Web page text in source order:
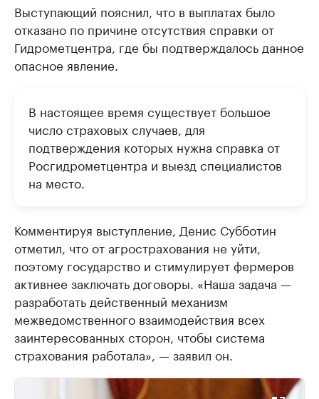
Выступающий пояснил, что в выплатах было
отказано по причине отсутствия справки от
Гидрометцентра, где бы подтверждалось данное
опасное явление.
В настоящее время существует большое
число страховых случаев, для
подтверждения которых нужна справка от
Росгидрометцентра и выезд специалистов
на место.
Комментируя выступление, Денис Субботин
отметил, что от агрострахования не уйти,
поэтому государство и стимулирует фермеров
активнее заключать договоры. «Наша задача —
разработать действенный механизм
межведомственного взаимодействия всех
заинтересованных сторон, чтобы система
страхования работала», — заявил он.